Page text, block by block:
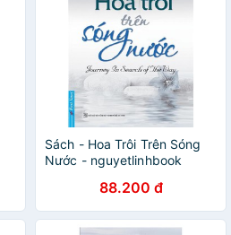
Sách - Hoa Trôi Trên Sóng
Nước - nguyetlinhbook
88.200 đ